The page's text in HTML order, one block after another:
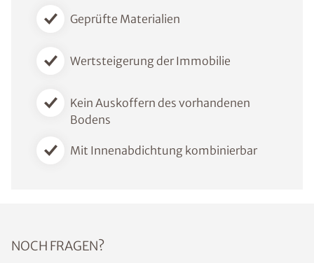
Geprüfte Materialien
Wertsteigerung der Immobilie
Kein Auskoffern des vorhandenen
Bodens
Mit Innenabdichtung kombinierbar
NOCH FRAGEN?